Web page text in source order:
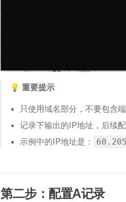
💡 重要提示
只使用域名部分，不要包含
记录下输出的IP地址，后续
示例中的IP地址是：
第二步：配置A记录